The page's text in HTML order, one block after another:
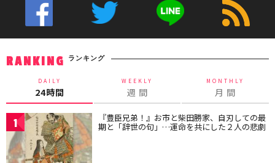
RANKING ランキング
DAILY
24時間
WEEKLY
週 間
MONTHLY
月 間
1 『豊臣兄弟！』お市と柴田勝家、自刃しての最
期と「辞世の句」…運命を共にした２人の悲劇